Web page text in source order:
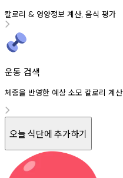
칼로리 & 영양정보 계산, 음식 평가
운동 검색
체중을 반영한 예상 소모 칼로리 계산
오늘 식단에 추가하기